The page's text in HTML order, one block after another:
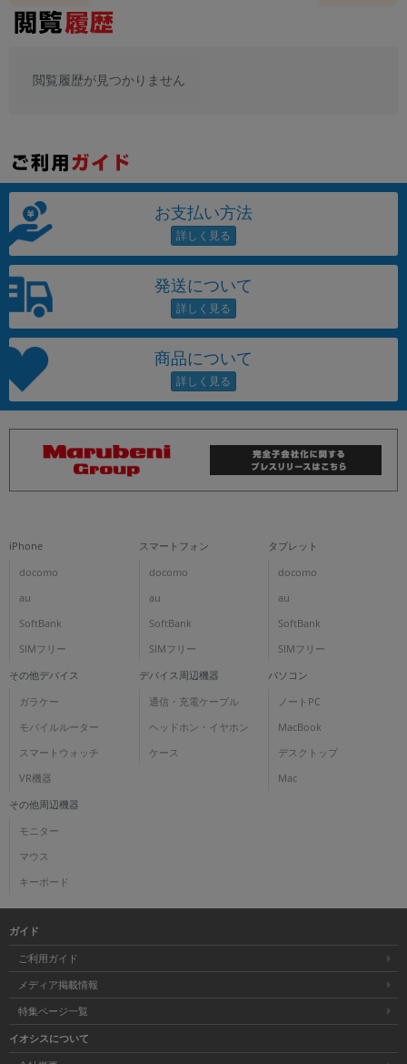
閲覧履歴が見つかりません
お支払い方法
発送について
商品について
iPhone
docomo
au
SoftBank
SIMフリー
スマートフォン
docomo
au
SoftBank
SIMフリー
タブレット
docomo
au
SoftBank
SIMフリー
その他デバイス
ガラケー
モバイルルーター
スマートウォッチ
VR機器
デバイス周辺機器
通信・充電ケーブル
ヘッドホン・イヤホン
ケース
パソコン
ノートPC
MacBook
デスクトップ
Mac
その他周辺機器
モニター
マウス
キーボード
ガイド
ご利用ガイド
メディア掲載情報
特集ページ一覧
イオシスについて